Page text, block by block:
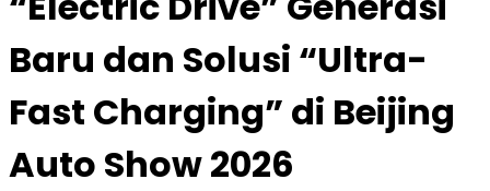
Baru dan Solusi “Ultra-
Fast Charging” di Beijing
Auto Show 2026